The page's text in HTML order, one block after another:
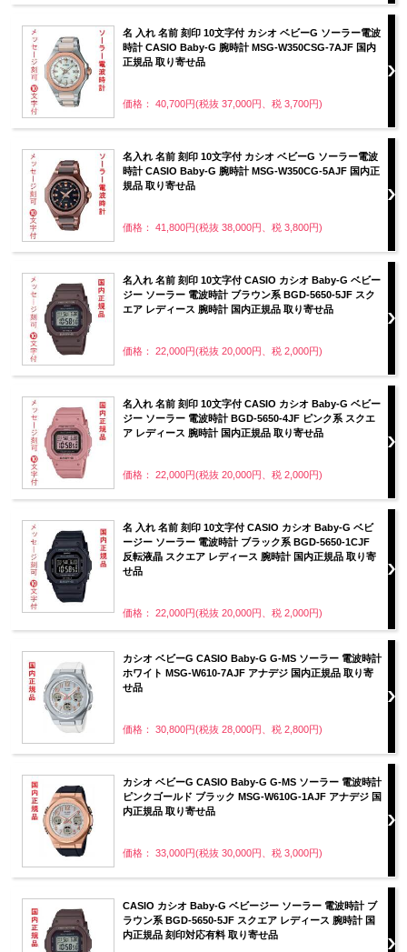
名 入れ 名前 刻印 10文字付 カシオ ベビーG ソーラー電波
時計 CASIO Baby-G 腕時計 MSG-W350CSG-7AJF 国内
正規品 取り寄せ品
価格： 40,700円(税抜 37,000円、税 3,700円)
名入れ 名前 刻印 10文字付 カシオ ベビーG ソーラー電波
時計 CASIO Baby-G 腕時計 MSG-W350CG-5AJF 国内正
規品 取り寄せ品
価格： 41,800円(税抜 38,000円、税 3,800円)
名入れ 名前 刻印 10文字付 CASIO カシオ Baby-G ベビー
ジー ソーラー 電波時計 ブラウン系 BGD-5650-5JF スク
エア レディース 腕時計 国内正規品 取り寄せ品
価格： 22,000円(税抜 20,000円、税 2,000円)
名入れ 名前 刻印 10文字付 CASIO カシオ Baby-G ベビー
ジー ソーラー 電波時計 BGD-5650-4JF ピンク系 スクエ
ア レディース 腕時計 国内正規品 取り寄せ品
価格： 22,000円(税抜 20,000円、税 2,000円)
名 入れ 名前 刻印 10文字付 CASIO カシオ Baby-G ベビ
ージー ソーラー 電波時計 ブラック系 BGD-5650-1CJF
反転液晶 スクエア レディース 腕時計 国内正規品 取り寄
せ品
価格： 22,000円(税抜 20,000円、税 2,000円)
カシオ ベビーG CASIO Baby-G G-MS ソーラー 電波時計
ホワイト MSG-W610-7AJF アナデジ 国内正規品 取り寄
せ品
価格： 30,800円(税抜 28,000円、税 2,800円)
カシオ ベビーG CASIO Baby-G G-MS ソーラー 電波時計
ピンクゴールド ブラック MSG-W610G-1AJF アナデジ 国
内正規品 取り寄せ品
価格： 33,000円(税抜 30,000円、税 3,000円)
CASIO カシオ Baby-G ベビージー ソーラー 電波時計 ブ
ラウン系 BGD-5650-5JF スクエア レディース 腕時計 国
内正規品 刻印対応有料 取り寄せ品